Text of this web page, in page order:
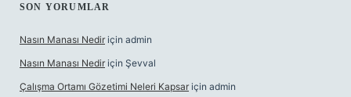
SON YORUMLAR
Nasın Manası Nedir için admin
Nasın Manası Nedir için Şevval
Çalışma Ortamı Gözetimi Neleri Kapsar için admin